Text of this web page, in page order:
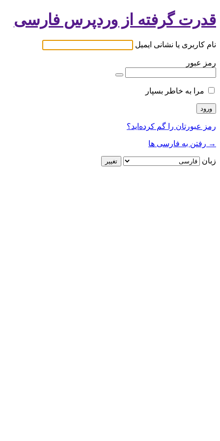
قدرت گرفته از وردپرس فارسی
نام کاربری یا نشانی ایمیل
رمز عبور
مرا به خاطر بسپار
رمز عبورتان را گم کرده‌اید؟
→ رفتن به فارسی ها
زبان